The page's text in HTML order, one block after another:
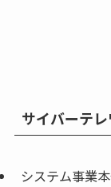
サイバーテ
システム事業